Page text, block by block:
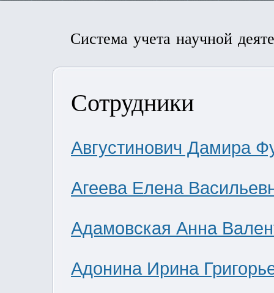
Система учета научной
Сотрудники
Августинович Дамира
Агеева Елена
Адамовская Анна
Адонина Ирина